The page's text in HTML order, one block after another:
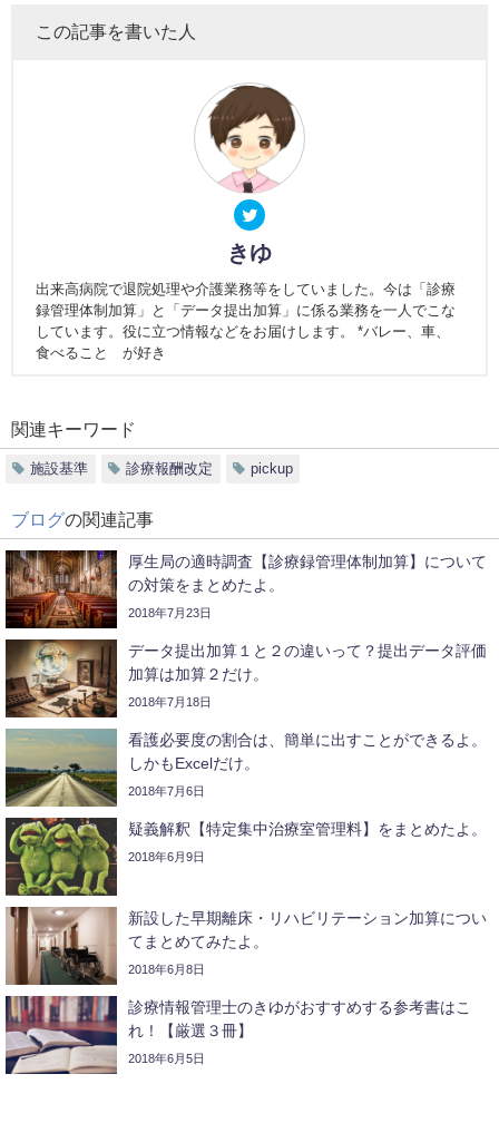
この記事を書いた人
きゆ
出来高病院で退院処理や介護業務等をしていました。今は「診療
録管理体制加算」と「データ提出加算」に係る業務を一人でこな
しています。役に立つ情報などをお届けします。 *バレー、車、
食べること が好き
関連キーワード
施設基準 診療報酬改定 pickup
ブログの関連記事
厚生局の適時調査【診療録管理体制加算】について
の対策をまとめたよ。
2018年7月23日
データ提出加算１と２の違いって？提出データ評価
加算は加算２だけ。
2018年7月18日
看護必要度の割合は、簡単に出すことができるよ。
しかもExcelだけ。
2018年7月6日
疑義解釈【特定集中治療室管理料】をまとめたよ。
2018年6月9日
新設した早期離床・リハビリテーション加算につい
てまとめてみたよ。
2018年6月8日
診療情報管理士のきゆがおすすめする参考書はこ
れ！【厳選３冊】
2018年6月5日